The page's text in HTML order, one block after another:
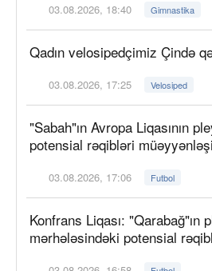
03.08.2026, 18:40 Gimnastika
Qadın velosipedçimiz Çində
03.08.2026, 17:25 Velosiped
"Sabah"ın Avropa Liqasının
potensial rəqibləri
03.08.2026, 17:06 Futbol
Konfrans Liqası: "Qarabağ"ın
mərhələsindəki potensial